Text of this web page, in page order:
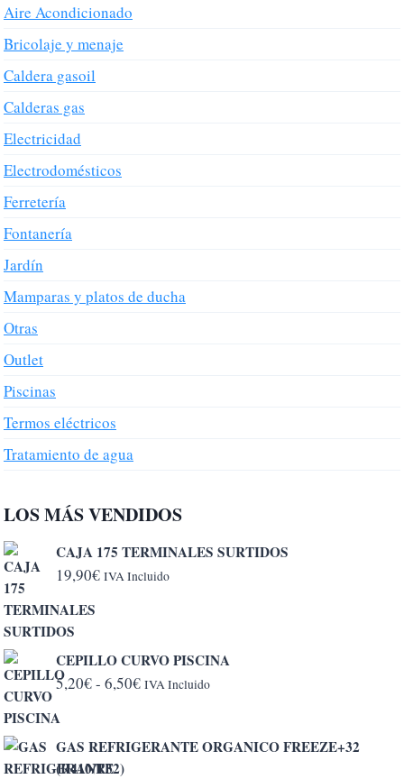
Aire Acondicionado
Bricolaje y menaje
Caldera gasoil
Calderas gas
Electricidad
Electrodomésticos
Ferretería
Fontanería
Jardín
Mamparas y platos de ducha
Otras
Outlet
Piscinas
Termos eléctricos
Tratamiento de agua
LOS MÁS VENDIDOS
CAJA 175 TERMINALES SURTIDOS
19,90€ IVA Incluido
CEPILLO CURVO PISCINA
5,20€- 6,50€Rango
desde
IVA Incluido
GAS REFRIGERANTE ORGANICO FREEZE+32
(R410/R32)